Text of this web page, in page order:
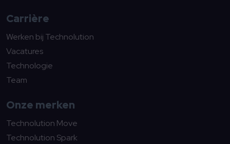
Carrière
Werken bij Technolution
Vacatures
Technologie
Team
Onze merken
Technolution Move
Technolution Spark